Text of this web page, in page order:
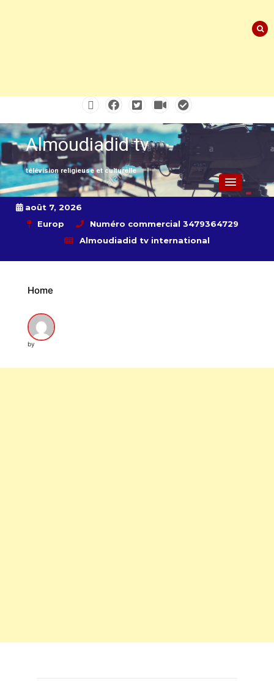
content
Almoudiadid tv
télévision religieuse et culturelle
août 7, 2026
Europ
Numéro commercial 3479364729
Almoudiadid tv international
Home
by